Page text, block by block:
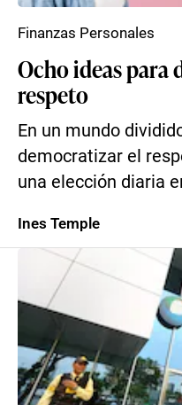
Ocho ideas para
respeto
En un mundo
democratizar el
una elección diaria
Finanzas Personales
Ines Temple